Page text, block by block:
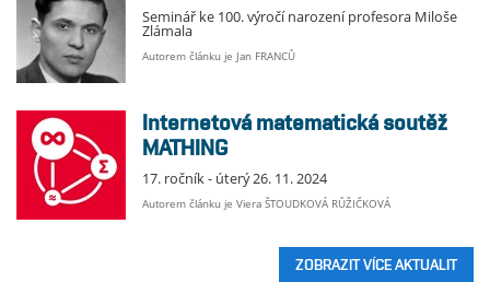
Seminář ke 100. výročí narození profesora Miloše
Zlámala
Autorem článku je Jan FRANCŮ
Internetová matematická soutěž
MATHING
17. ročník - úterý 26. 11. 2024
Autorem článku je Viera ŠTOUDKOVÁ RŮŽIČKOVÁ
ZOBRAZIT VÍCE AKTUALIT